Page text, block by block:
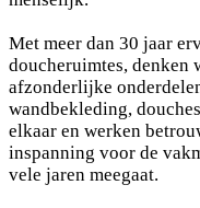
Met meer dan 30 jaar
doucheruimtes, denken
afzonderlijke
wandbekleding,
elkaar en werken
inspanning voor de
vele jaren meegaat.